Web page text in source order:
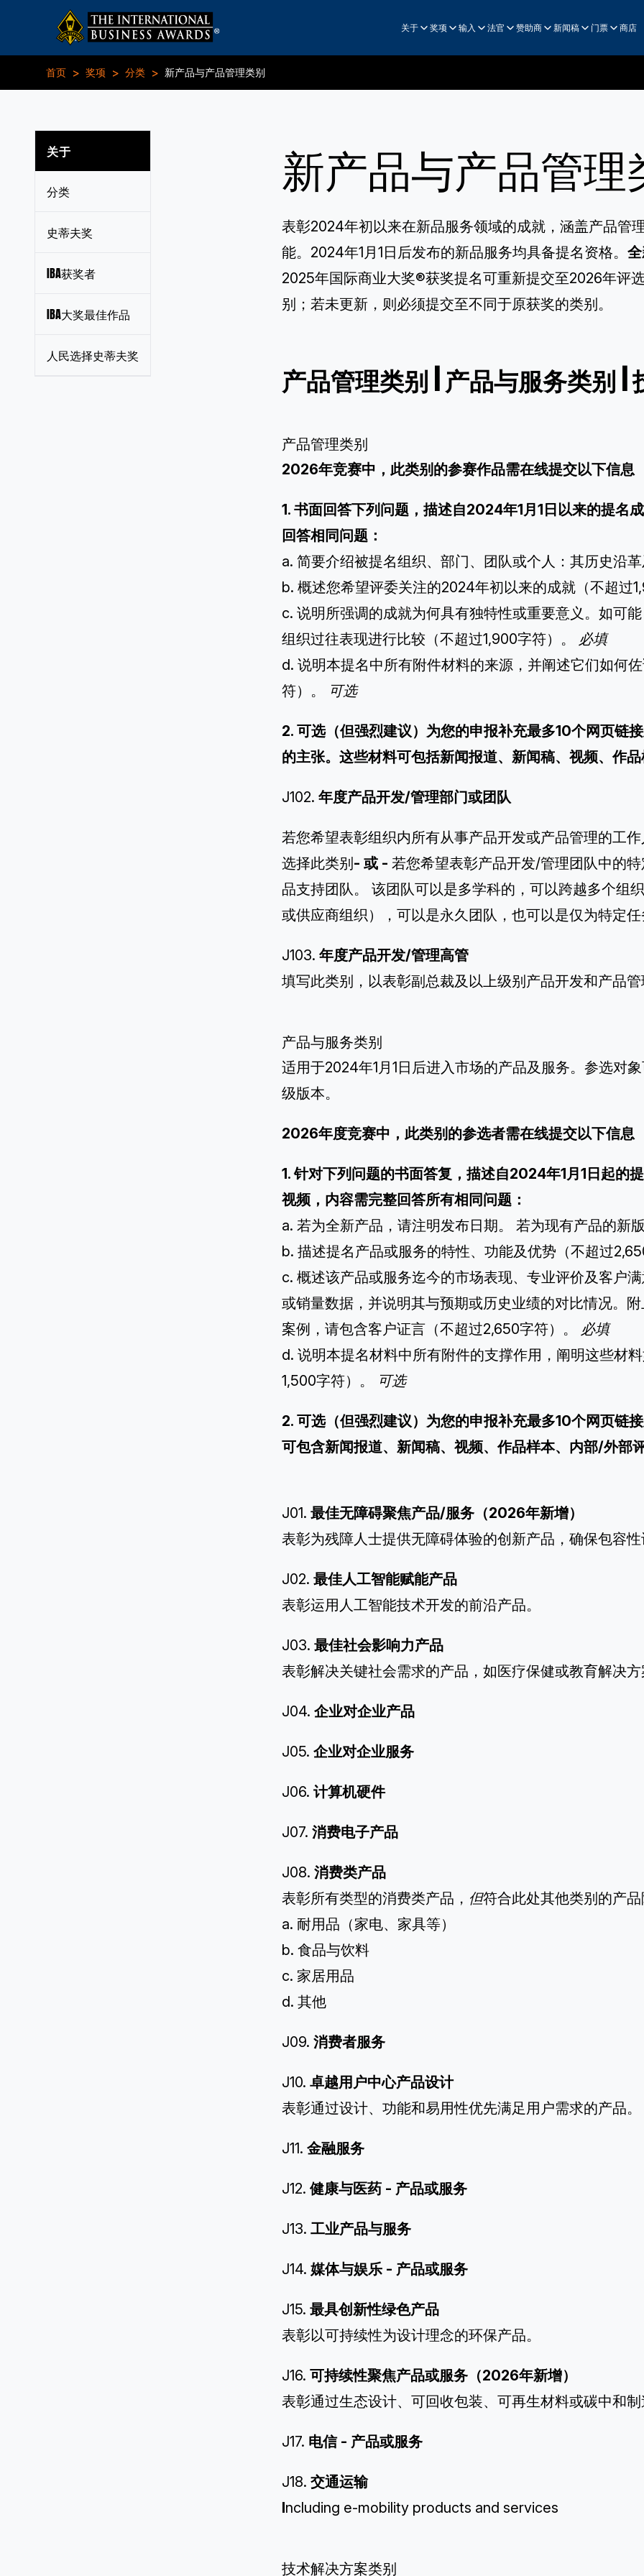
关于 奖项 输入 法官 赞助商 新闻稿 门票 商店
首页 > 奖项 > 分类 > 新产品与产品管理类别
关于
分类
史蒂夫奖
IBA获奖者
IBA大奖最佳作品
人民选择史蒂夫奖
新产品与产品管理
表彰2024年初以来在新品服务领域的成就，涵盖产品管
能。2024年1月1日后发布的新品服务均具备提名资格。
2025年国际商业大奖®获奖提名可重新提交至2026年评
别；若未更新，则必须提交至不同于原获奖的类别。
产品管理类别 产品与服务类别 |
产品管理类别
2026年竞赛中，此类别的参赛作品需在线提交以下信息
1. 书面回答下列问题，描述自2024年1月1日以来的提名
回答相同问题：
a. 简要介绍被提名组织、部门、团队或个人：其历史沿革
b. 概述您希望评委关注的2024年初以来的成就（不超过
c. 说明所强调的成就为何具有独特性或重要意义。如可
组织过往表现进行比较（不超过1,900字符）。 必填
d. 说明本提名中所有附件材料的来源，并阐述它们如何
符）。
可选
2. 可选（但强烈建议）为您的申报补充最多10个网页链
的主张。这些材料可包括新闻报道、新闻稿、视频、作
J102. 年度产品开发/管理部门或团队
若您希望表彰组织内所有从事产品开发或产品管理的工
选择此类别- 或 - 若您希望表彰产品开发/管理团队中的
品支持团队。 该团队可以是多学科的，可以跨越多个组
或供应商组织），可以是永久团队，也可以是仅为特定任
J103. 年度产品开发/管理高管
填写此类别，以表彰副总裁及以上级别产品开发和产品管
产品与服务类别
适用于2024年1月1日后进入市场的产品及服务。参选对
级版本。
2026年度竞赛中，此类别的参选者需在线提交以下信息
1. 针对下列问题的书面答复，描述自2024年1月1日起的
视频，内容需完整回答所有相同问题：
a. 若为全新产品，请注明发布日期。 若为现有产品的新
b. 描述提名产品或服务的特性、功能及优势（不超过
c. 概述该产品或服务迄今的市场表现、专业评价及客户
或销量数据，并说明其与预期或历史业绩的对比情况。
案例，请包含客户证言（不超过2,650字符）。 必填
d. 说明本提名材料中所有附件的支撑作用，阐明这些材
1,500字符）。
可选
2. 可选（但强烈建议）为您的申报补充最多10个网页链
可包含新闻报道、新闻稿、视频、作品样本、内部/外部
J01. 最佳无障碍聚焦产品/服务（2026年新增）
表彰为残障人士提供无障碍体验的创新产品，确保包容性
J02. 最佳人工智能赋能产品
表彰运用人工智能技术开发的前沿产品。
J03. 最佳社会影响力产品
表彰解决关键社会需求的产品，如医疗保健或教育解决方
J04. 企业对企业产品
J05. 企业对企业服务
J06. 计算机硬件
J07. 消费电子产品
J08. 消费类产品
表彰所有类型的消费类产品， 但符合此处其他类别的产品
a. 耐用品（家电、家具等）
b. 食品与饮料
c. 家居用品
d. 其他
J09. 消费者服务
J10. 卓越用户中心产品设计
表彰通过设计、功能和易用性优先满足用户需求的产品。
J11. 金融服务
J12. 健康与医药 - 产品或服务
J13. 工业产品与服务
J14. 媒体与娱乐 - 产品或服务
J15. 最具创新性绿色产品
表彰以可持续性为设计理念的环保产品。
J16. 可持续性聚焦产品或服务（2026年新增）
表彰通过生态设计、可回收包装、可再生材料或碳中和
J17. 电信 - 产品或服务
J18. 交通运输
Including e-mobility products and services
技术解决方案类别